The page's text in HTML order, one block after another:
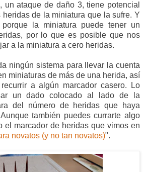
un ataque de daño 3, tiene potencial
heridas de la miniatura que la sufre. Y
porque la miniatura puede tener un
por lo que es posible que nos
a la miniatura a cero heridas.
ningún sistema para llevar la cuenta
miniaturas de más de una herida, así
a algún marcador casero. Lo
un dado colocado al lado de la
del número de heridas que haya
también puedes currarte algo
el marcador de heridas que vimos en
novatos (y no tan novatos)".